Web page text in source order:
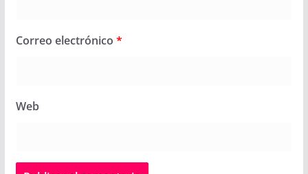
Correo electrónico *
Web